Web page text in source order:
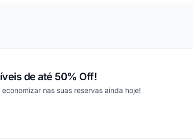
de até 50% Off!
nas suas reservas ainda hoje!